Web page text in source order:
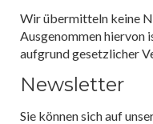
Wir übermitteln keine
Ausgenommen
aufgrund gesetzlicher
Newsletter
Sie können sich auf